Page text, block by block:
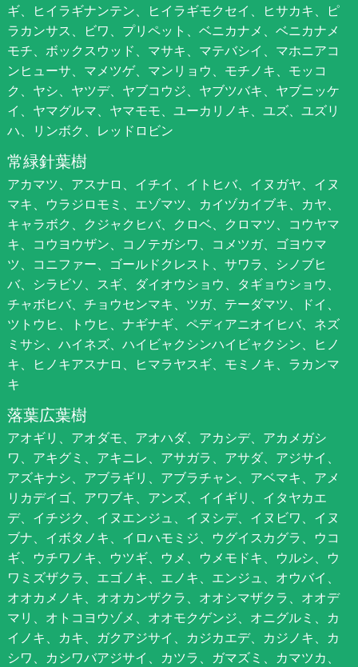
ギ、ヒイラギナンテン、ヒイラギモクセイ、ヒサカキ、ピ
ラカンサス、ビワ、プリペット、ベニカナメ、ベニカナメ
モチ、ボックスウッド、マサキ、マテバシイ、マホニアコ
ンヒューサ、マメツゲ、マンリョウ、モチノキ、モッコ
ク、ヤシ、ヤツデ、ヤブコウジ、ヤブツバキ、ヤブニッケ
イ、ヤマグルマ、ヤマモモ、ユーカリノキ、ユズ、ユズリ
ハ、リンボク、レッドロビン
常緑針葉樹
アカマツ、アスナロ、イチイ、イトヒバ、イヌガヤ、イヌ
マキ、ウラジロモミ、エゾマツ、カイヅカイブキ、カヤ、
キャラボク、クジャクヒバ、クロベ、クロマツ、コウヤマ
キ、コウヨウザン、コノテガシワ、コメツガ、ゴヨウマ
ツ、コニファー、ゴールドクレスト、サワラ、シノブヒ
バ、シラビソ、スギ、ダイオウショウ、タギョウショウ、
チャボヒバ、チョウセンマキ、ツガ、テーダマツ、ドイ、
ツトウヒ、トウヒ、ナギナギ、ペディアニオイヒバ、ネズ
ミサシ、ハイネズ、ハイビャクシンハイビャクシン、ヒノ
キ、ヒノキアスナロ、ヒマラヤスギ、モミノキ、ラカンマ
キ
落葉広葉樹
アオギリ、アオダモ、アオハダ、アカシデ、アカメガシ
ワ、アキグミ、アキニレ、アサガラ、アサダ、アジサイ、
アズキナシ、アブラギリ、アブラチャン、アベマキ、アメ
リカデイゴ、アワブキ、アンズ、イイギリ、イタヤカエ
デ、イチジク、イヌエンジュ、イヌシデ、イヌビワ、イヌ
ブナ、イボタノキ、イロハモミジ、ウグイスカグラ、ウコ
ギ、ウチワノキ、ウツギ、ウメ、ウメモドキ、ウルシ、ウ
ワミズザクラ、エゴノキ、エノキ、エンジュ、オウバイ、
オオカメノキ、オオカンザクラ、オオシマザクラ、オオデ
マリ、オトコヨウゾメ、オオモクゲンジ、オニグルミ、カ
イノキ、カキ、ガクアジサイ、カジカエデ、カジノキ、カ
シワ、カシワバアジサイ、カツラ、ガマズミ、カマツカ、